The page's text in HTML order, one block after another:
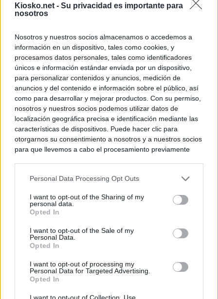
Kiosko.net - Su privacidad es importante para
nosotros
Nosotros y nuestros socios almacenamos o accedemos a
información en un dispositivo, tales como cookies, y
procesamos datos personales, tales como identificadores
únicos e información estándar enviada por un dispositivo,
para personalizar contenidos y anuncios, medición de
anuncios y del contenido e información sobre el público, así
como para desarrollar y mejorar productos. Con su permiso,
nosotros y nuestros socios podemos utilizar datos de
localización geográfica precisa e identificación mediante las
características de dispositivos. Puede hacer clic para
otorgarnos su consentimiento a nosotros y a nuestros socios
para que llevemos a cabo el procesamiento previamente
negar su consentimiento. Tenga en cuenta que algún
de su consentimiento, pero usted tiene el derecho de
rechazar tal procesamiento. Sus preferencias se aplicarán
cualquier momento entrando de nuevo en este sitio web o
visitando nuestra política de privacidad.
Personal Data Processing Opt Outs
I want to opt-out of the Sharing of my
personal data.
Opted In
I want to opt-out of the Sale of my
Personal Data.
Opted In
I want to opt-out of processing my
Personal Data for Targeted Advertising.
Opted In
I want to opt-out of Collection, Use,